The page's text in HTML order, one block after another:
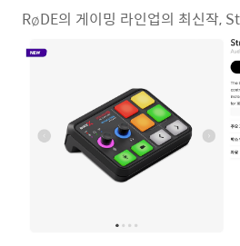
RøDE의 게이밍 라인업의 최신작,